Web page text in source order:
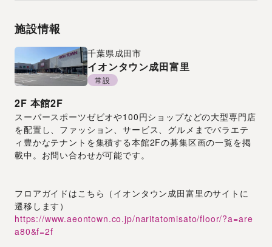
施設情報
千葉県成田市
イオンタウン成田富里
常設
2F 本館2F
スーパースポーツゼビオや100円ショップなどの大型専門店
を配置し、ファッション、サービス、グルメまでバラエテ
ィ豊かなテナントを集積する本館2Fの募集区画の一覧を掲
載中。お問い合わせが可能です。
フロアガイドはこちら（イオンタウン成田富里のサイトに
遷移します）
https://www.aeontown.co.jp/naritatomisato/floor/?a=are
a80&f=2f